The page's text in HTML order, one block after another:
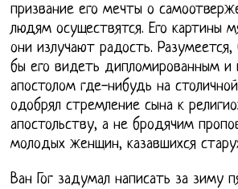
призвание его мечты о
людям осуществятся. Его картины
они излучают радость.
бы его видеть дипломированным
апостолом где-нибудь на
одобрял стремление сына к
апостольству, а не бродячим
молодых женщин, казавшихся
Ван Гог задумал написать за зиму